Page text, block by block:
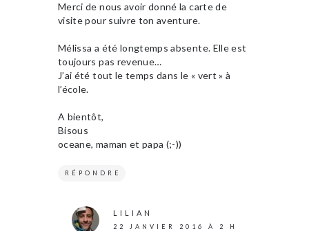
Merci de nous avoir donné la carte de
visite pour suivre ton aventure.
Mélissa a été longtemps absente. Elle est
toujours pas revenue…
J’ai été tout le temps dans le « vert » à
l’école.
A bientôt,
Bisous
oceane, maman et papa (;-))
RÉPONDRE
LILIAN
22 JANVIER 2016 À 2 H